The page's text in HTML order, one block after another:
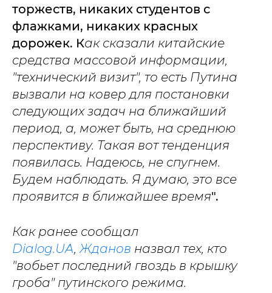
торжеств, никаких студентов с
флажками, никаких красных
дорожек. Как сказали китайские
средства массовой информации,
"технический визит", то есть Путина
вызвали на ковер для постановки
следующих задач на ближайший
период, а, может быть, на среднюю
перспективу. Такая вот тенденция
появилась. Надеюсь, не спугнем.
Будем наблюдать. Я думаю, это все
проявится в ближайшее время".
Как ранее сообщал
Dialog.UA,Жданов назвал тех, кто
"вобьет последний гвоздь в крышку
гроба" путинского режима.